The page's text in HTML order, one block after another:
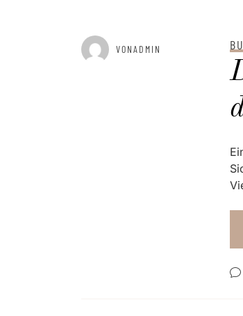
GEPOSTET AM APRIL 26,
VONADMIN